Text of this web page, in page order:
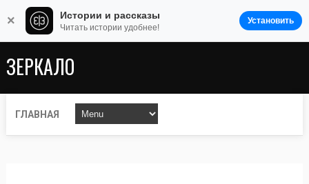
ЗЕРКАЛО
ГЛАВНАЯ
× Истории и рассказы
Читать истории удобнее!
Установить